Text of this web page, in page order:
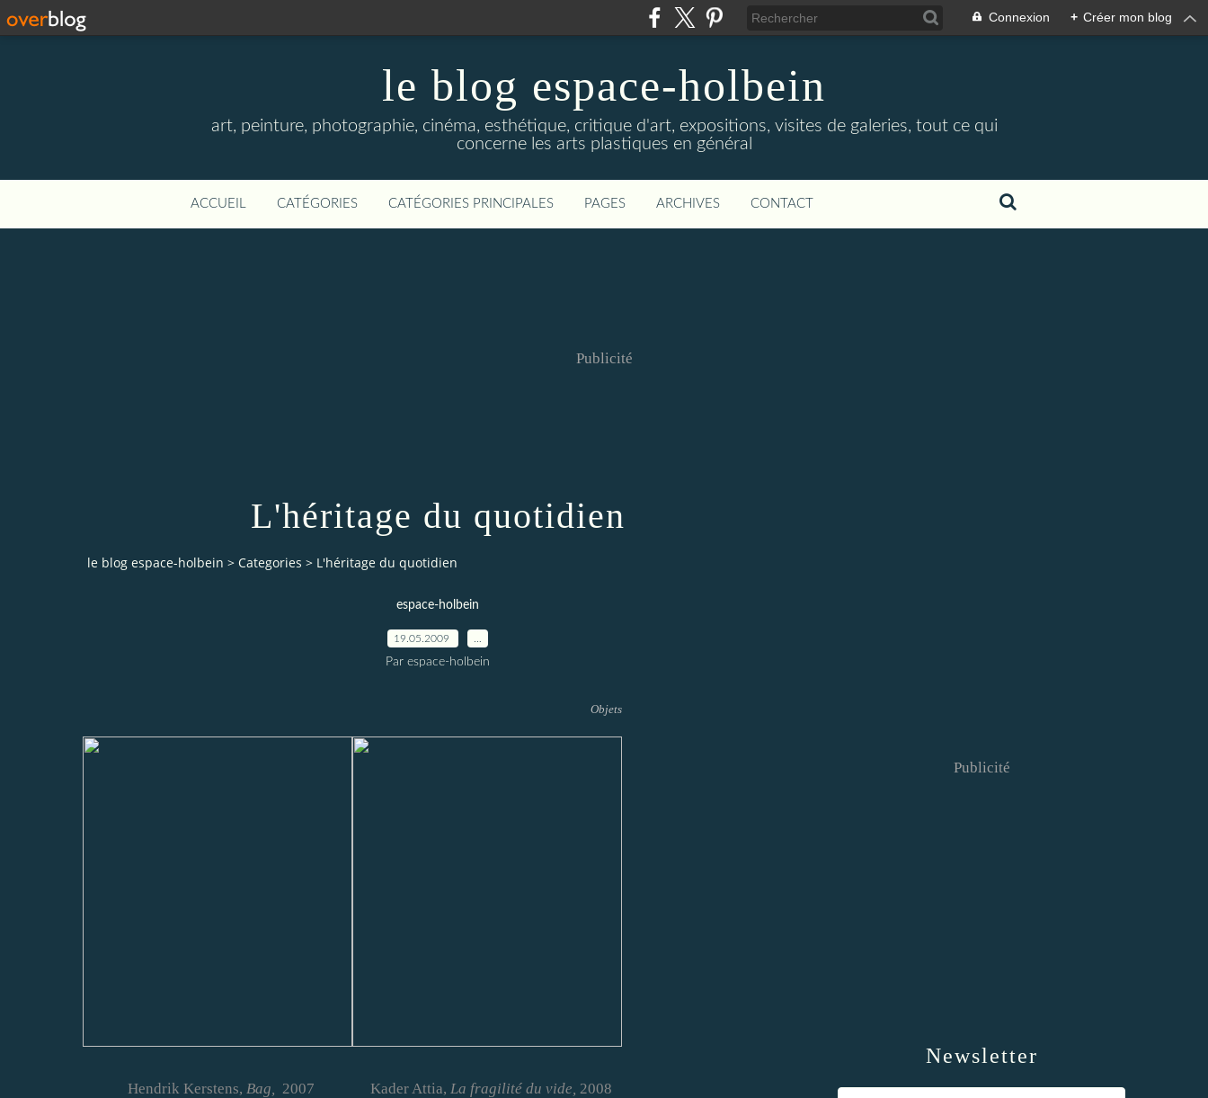
Connexion + Créer mon blog
le blog espace-holbein
art, peinture, photographie, cinéma, esthétique, critique d'art, expositions, visites de galeries, tout ce qui
concerne les arts plastiques en général
ACCUEIL CATÉGORIES CATÉGORIES PRINCIPALES PAGES ARCHIVES CONTACT
Publicité
L'héritage du quotidien
le blog espace-holbein > Categories > L'héritage du quotidien
espace-holbein
19.05.2009
Par espace-holbein
Objets
Hendrik Kerstens, Bag,
2007
Kader Attia, La fragilité du vide, 2008
Newsletter
Publicité